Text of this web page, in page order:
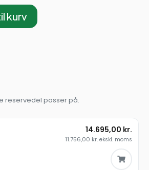
kurv
reservedel passer på.
14.695,00 kr.
11.756,00 kr. ekskl. moms